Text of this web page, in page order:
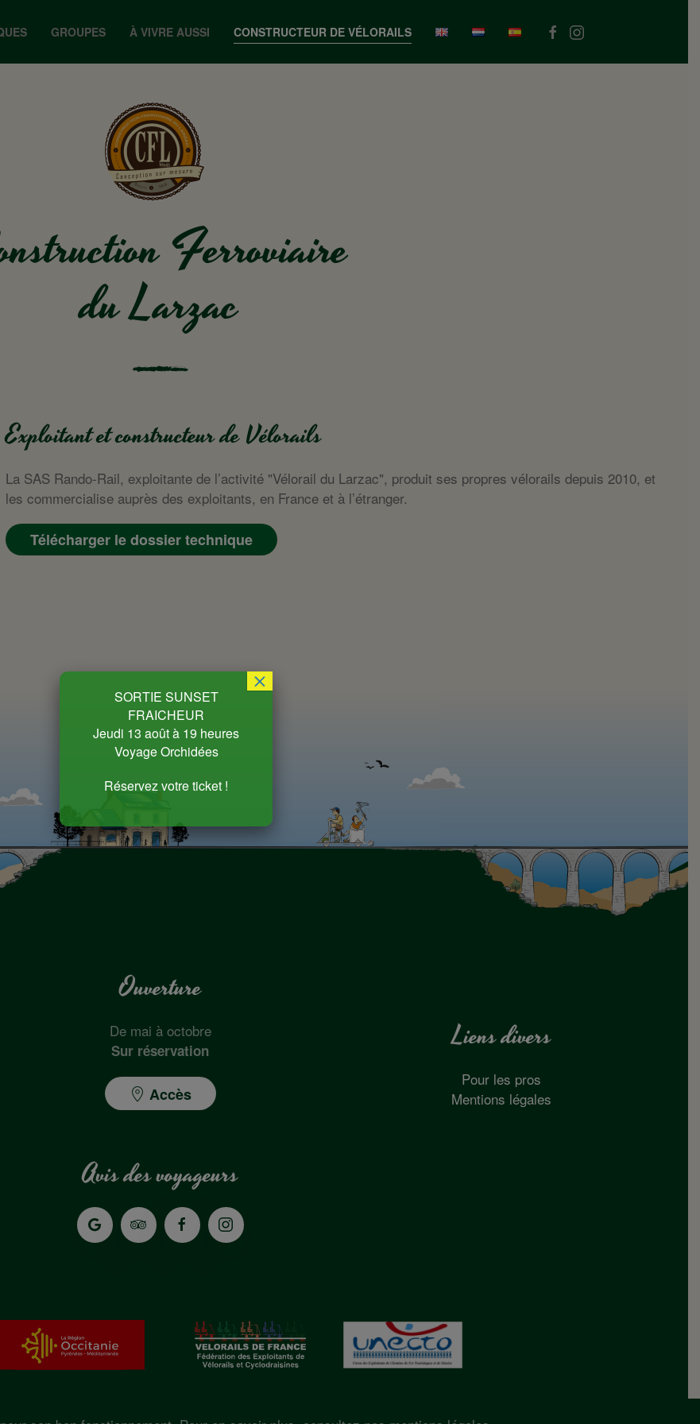
GROUPES À VIVRE AUSSI CONSTRUCTEUR DE VÉLORAILS
Ferroviaire
du Larzac
Exploitant et constructeur de Vélorails
La SAS Rando-Rail, exploitante de l’activité "Vélorail du Larzac", produit ses propres vélorails depuis 2010, et
les commercialise auprès des exploitants, en France et à l’étranger.
Télécharger le dossier technique
Ouverture
De mai à octobre
Sur réservation
Accès
Avis des voyageurs
Liens divers
Pour les pros
Mentions légales
SORTIE SUNSET
FRAICHEUR
Jeudi 13 août à 19 heures
Voyage Orchidées
Réservez votre ticket !
×